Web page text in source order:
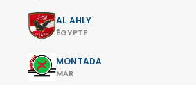
AL AHLY
ÉGYPTE
MONTADA
MAR